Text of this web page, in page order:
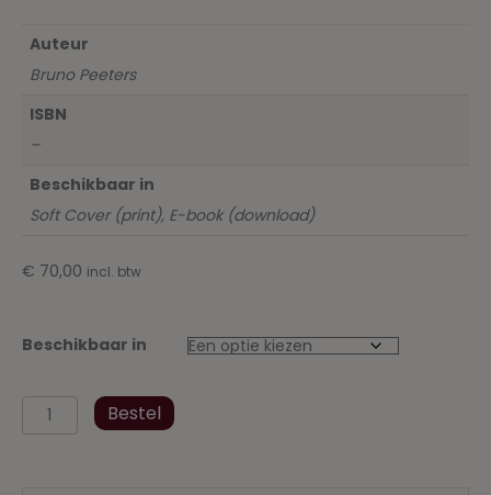
Auteur
Bruno Peeters
ISBN
–
Beschikbaar in
Soft Cover (print), E-book (download)
€ 70,00 incl. btw
Beschikbaar in
Vlaamse
Codex
Bestel